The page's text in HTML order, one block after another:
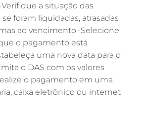
a situação das
foram liquidadas, atrasadas
ao vencimento.-Selecione
o pagamento está
uma nova data para o
o DAS com os valores
o pagamento em uma
caixa eletrônico ou internet